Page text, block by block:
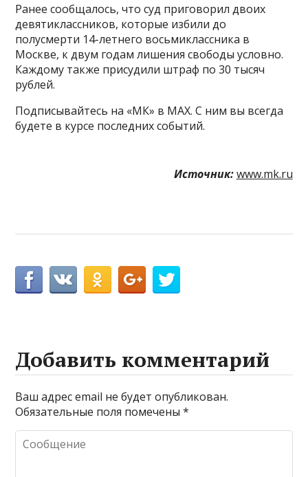
Ранее сообщалось, что суд приговорил двоих
девятиклассников, которые избили до
полусмерти 14-летнего восьмиклассника в
Москве, к двум годам лишения свободы условно.
Каждому также присудили штраф по 30 тысяч
рублей.
Подписывайтесь на «МК» в MAX. С ним вы всегда
будете в курсе последних событий.
Источник: www.mk.ru
Добавить комментарий
Ваш адрес email не будет опубликован.
Обязательные поля помечены*